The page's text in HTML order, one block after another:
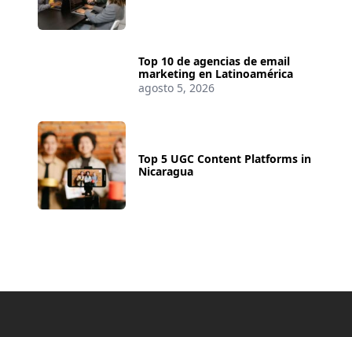
Top 10 de agencias de email
marketing en Latinoamérica
agosto 5, 2026
Top 5 UGC Content Platforms in
Nicaragua